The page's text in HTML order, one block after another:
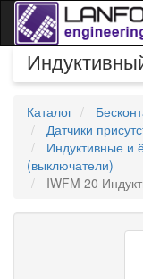
Каталог
Датчики
Индуктивные и
(выключатели)
IWFM 20